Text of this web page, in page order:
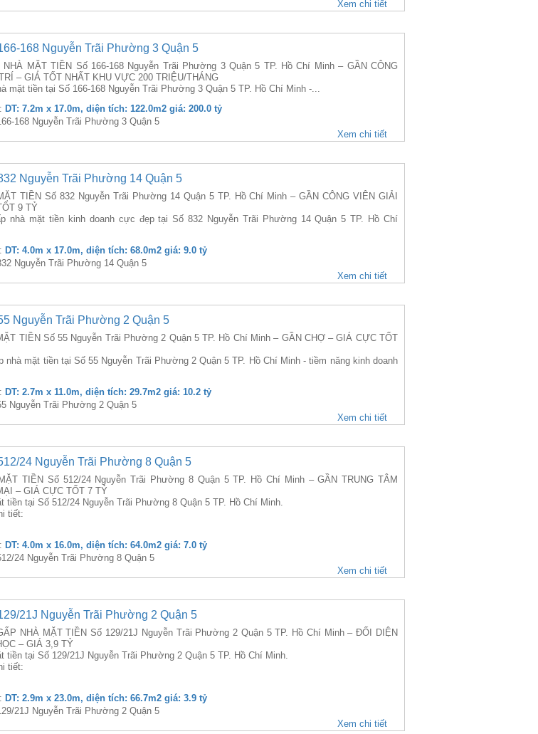
Xem chi tiết
168 Nguyễn Trãi Phường 3 Quận 5
NHÀ MẶT TIỀN Số 166-168 Nguyễn Trãi Phường 3 Quận 5 TP. Hồ Chí Minh – GẦN CÔNG
– GIÁ TỐT NHẤT KHU VỰC 200 TRIỆU/THÁNG
mặt tiền tại Số 166-168 Nguyễn Trãi Phường 3 Quận 5 TP. Hồ Chí Minh -...
DT: 7.2m x 17.0m, diện tích: 122.0m2 giá: 200.0 tỷ
168 Nguyễn Trãi Phường 3 Quận 5
Xem chi tiết
Nguyễn Trãi Phường 14 Quận 5
TIỀN Số 832 Nguyễn Trãi Phường 14 Quận 5 TP. Hồ Chí Minh – GẦN CÔNG VIÊN GIẢI
9 TỶ
nhà mặt tiền kinh doanh cực đẹp tại Số 832 Nguyễn Trãi Phường 14 Quận 5 TP. Hồ Chí
DT: 4.0m x 17.0m, diện tích: 68.0m2 giá: 9.0 tỷ
Nguyễn Trãi Phường 14 Quận 5
Xem chi tiết
Nguyễn Trãi Phường 2 Quận 5
TIỀN Số 55 Nguyễn Trãi Phường 2 Quận 5 TP. Hồ Chí Minh – GẦN CHỢ – GIÁ CỰC TỐT
nhà mặt tiền tại Số 55 Nguyễn Trãi Phường 2 Quận 5 TP. Hồ Chí Minh - tiềm năng kinh doanh
DT: 2.7m x 11.0m, diện tích: 29.7m2 giá: 10.2 tỷ
Nguyễn Trãi Phường 2 Quận 5
Xem chi tiết
24 Nguyễn Trãi Phường 8 Quận 5
TIỀN Số 512/24 Nguyễn Trãi Phường 8 Quận 5 TP. Hồ Chí Minh – GẦN TRUNG TÂM
– GIÁ CỰC TỐT 7 TỶ
tiền tại Số 512/24 Nguyễn Trãi Phường 8 Quận 5 TP. Hồ Chí Minh.
tiết:
DT: 4.0m x 16.0m, diện tích: 64.0m2 giá: 7.0 tỷ
24 Nguyễn Trãi Phường 8 Quận 5
Xem chi tiết
21J Nguyễn Trãi Phường 2 Quận 5
NHÀ MẶT TIỀN Số 129/21J Nguyễn Trãi Phường 2 Quận 5 TP. Hồ Chí Minh – ĐỐI DIỆN
– GIÁ 3,9 TỶ
tiền tại Số 129/21J Nguyễn Trãi Phường 2 Quận 5 TP. Hồ Chí Minh.
tiết:
DT: 2.9m x 23.0m, diện tích: 66.7m2 giá: 3.9 tỷ
21J Nguyễn Trãi Phường 2 Quận 5
Xem chi tiết